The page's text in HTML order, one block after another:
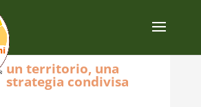
un territorio, una
strategia condivisa